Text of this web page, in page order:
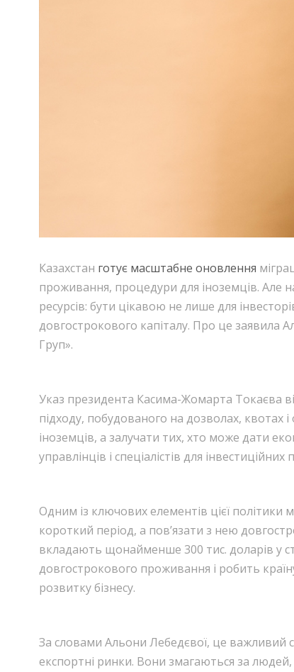
Казахстан готує масштабне оновлення
проживання, процедури для іноземців. Але
ресурсів: бути цікавою не лише для
довгострокового капіталу. Про це заявила
Груп».
Указ президента Касима-Жомарта Токаєва
підходу, побудованого на дозволах, квотах
іноземців, а залучати тих, хто може дати
управлінців і спеціалістів для інвестиційних
Одним із ключових елементів цієї політики
короткий період, а пов’язати з нею
вкладають щонайменше 300 тис. доларів у
довгострокового проживання і робить
розвитку бізнесу.
За словами Альони Лебедєвої, це важливий
експортні ринки. Вони змагаються за